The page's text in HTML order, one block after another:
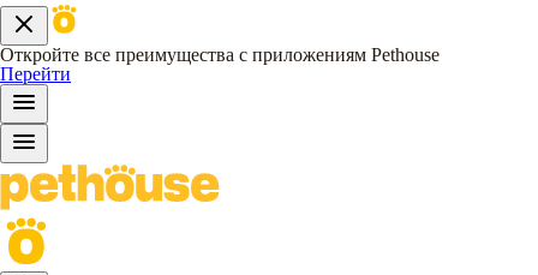
Откройте все преимущества с приложениям Pethouse
Перейти